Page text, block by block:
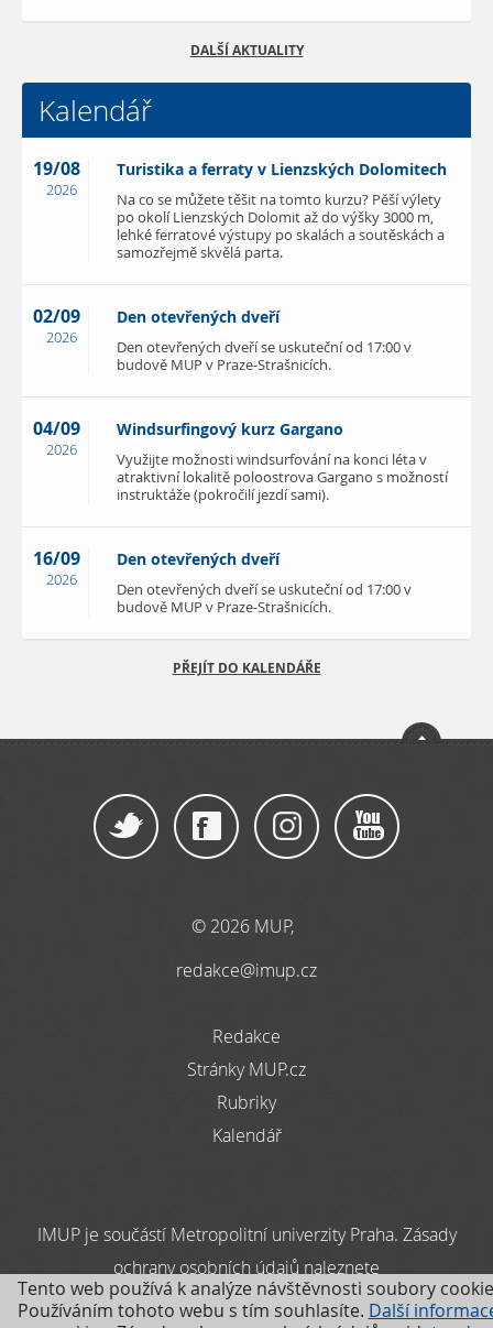
DALŠÍ AKTUALITY
Kalendář
19/08
2026
Turistika a ferraty v Lienzských Dolomitech
Na co se můžete těšit na tomto kurzu? Pěší výlety
po okolí Lienzských Dolomit až do výšky 3000 m,
lehké ferratové výstupy po skalách a soutěskách a
samozřejmě skvělá parta.
02/09
2026
Den otevřených dveří
Den otevřených dveří se uskuteční od 17:00 v
budově MUP v Praze-Strašnicích.
04/09
2026
Windsurfingový kurz Gargano
Využijte možnosti windsurfování na konci léta v
atraktivní lokalitě poloostrova Gargano s možností
instruktáže (pokročilí jezdí sami).
16/09
2026
Den otevřených dveří
Den otevřených dveří se uskuteční od 17:00 v
budově MUP v Praze-Strašnicích.
PŘEJÍT DO KALENDÁŘE
© 2026 MUP,
redakce@imup.cz
Redakce
Stránky MUP.cz
Rubriky
Kalendář
IMUP je součástí Metropolitní univerzity Praha. Zásady
ochrany osobních údajů naleznete
zde
Tento web používá k analýze návštěvnosti soubory
Používáním tohoto webu s tím souhlasíte. Další